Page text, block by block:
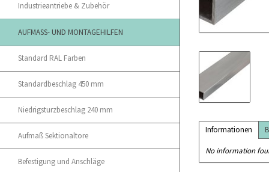
Industrieantriebe & Zubehör
AUFMASS- UND MONTAGEHILFEN
Standard RAL Farben
Standardbeschlag 450 mm
Niedrigsturzbeschlag 240 mm
Aufmaß Sektionaltore
Befestigung und Anschläge
Informationen
No information